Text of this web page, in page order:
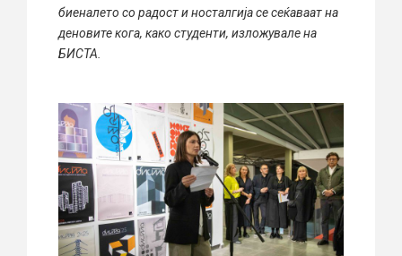
биеналето со радост и носталгија се сеќаваат на
деновите кога, како студенти, изложувале на
БИСТА.